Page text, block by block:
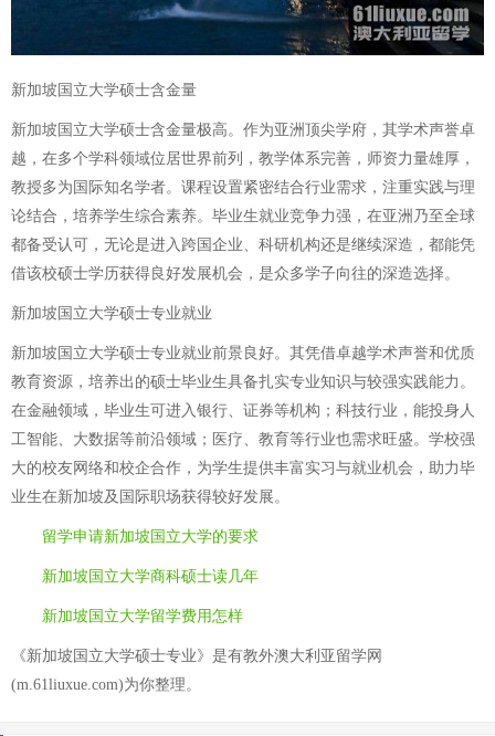
新加坡国立大学硕士含金量
新加坡国立大学硕士含金量极高。作为亚洲顶尖学府，其学术声誉卓
越，在多个学科领域位居世界前列，教学体系完善，师资力量雄厚，
教授多为国际知名学者。课程设置紧密结合行业需求，注重实践与理
论结合，培养学生综合素养。毕业生就业竞争力强，在亚洲乃至全球
都备受认可，无论是进入跨国企业、科研机构还是继续深造，都能凭
借该校硕士学历获得良好发展机会，是众多学子向往的深造选择。
新加坡国立大学硕士专业就业
新加坡国立大学硕士专业就业前景良好。其凭借卓越学术声誉和优质
教育资源，培养出的硕士毕业生具备扎实专业知识与较强实践能力。
在金融领域，毕业生可进入银行、证券等机构；科技行业，能投身人
工智能、大数据等前沿领域；医疗、教育等行业也需求旺盛。学校强
大的校友网络和校企合作，为学生提供丰富实习与就业机会，助力毕
业生在新加坡及国际职场获得较好发展。
留学申请新加坡国立大学的要求
新加坡国立大学商科硕士读几年
新加坡国立大学留学费用怎样
《新加坡国立大学硕士专业》是有教外澳大利亚留学网
(m.61liuxue.com)为你整理。